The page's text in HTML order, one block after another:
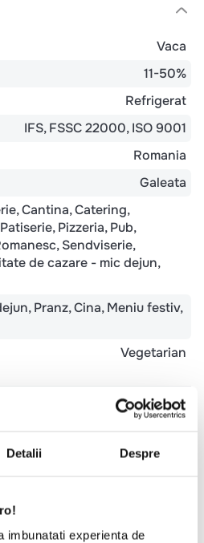
Detalii Despre
imbunatati experienta de
Vaca
11-50%
Refrigerat
IFS FSSC 22000 ISO 9001
Romania
Galeata
Cantina Catering
Patiserie Pizzeria Pub
Sendviserie
de cazare - mic dejun
Pranz Cina Meniu festiv
Vegetarian
vaca, culturi lactice
din LAPTE.